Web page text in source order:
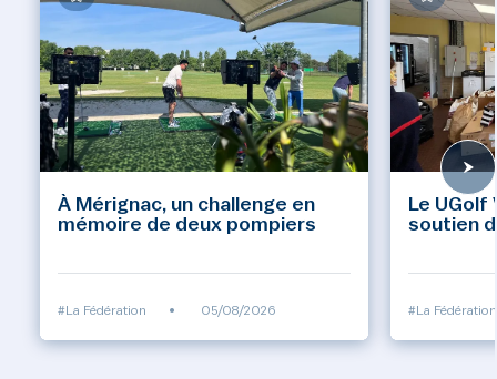
À Mérignac, un challenge en
mémoire de deux pompiers
#La Fédération • 05/08/2026
Le UGolf
soutien
#La Fédération